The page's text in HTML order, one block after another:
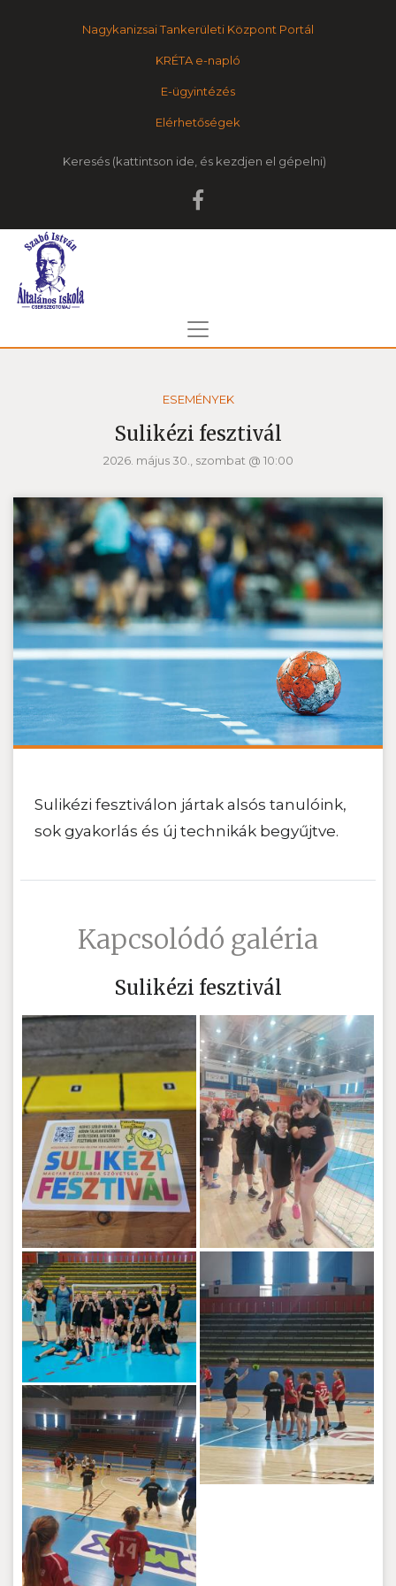
Nagykanizsai Tankerületi Központ Portál
KRÉTA e-napló
E-ügyintézés
Elérhetőségek
Keresés
ESEMÉNYEK
Sulikézi fesztivál
2026. május 30., szombat @ 10:00
Sulikézi fesztiválon jártak alsós tanulóink,
sok gyakorlás és új technikák begyűjtve.
Kapcsolódó galéria
Sulikézi fesztivál